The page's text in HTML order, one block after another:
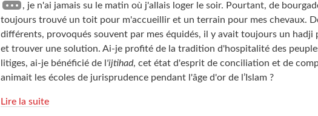
, je n'ai jamais su le matin où j'allais loger le soir. Pourtant, de
toujours trouvé un toit pour m'accueillir et un terrain pour mes chevaux.
différents, provoqués souvent par mes équidés, il y avait toujours un hadji
et trouver une solution. Ai-je profité de la tradition d'hospitalité des
litiges, ai-je bénéficié de l 'ijtihad, cet état d'esprit de conciliation et de
animait les écoles de jurisprudence pendant l'âge d'or de l’Islam ?
Lire la suite